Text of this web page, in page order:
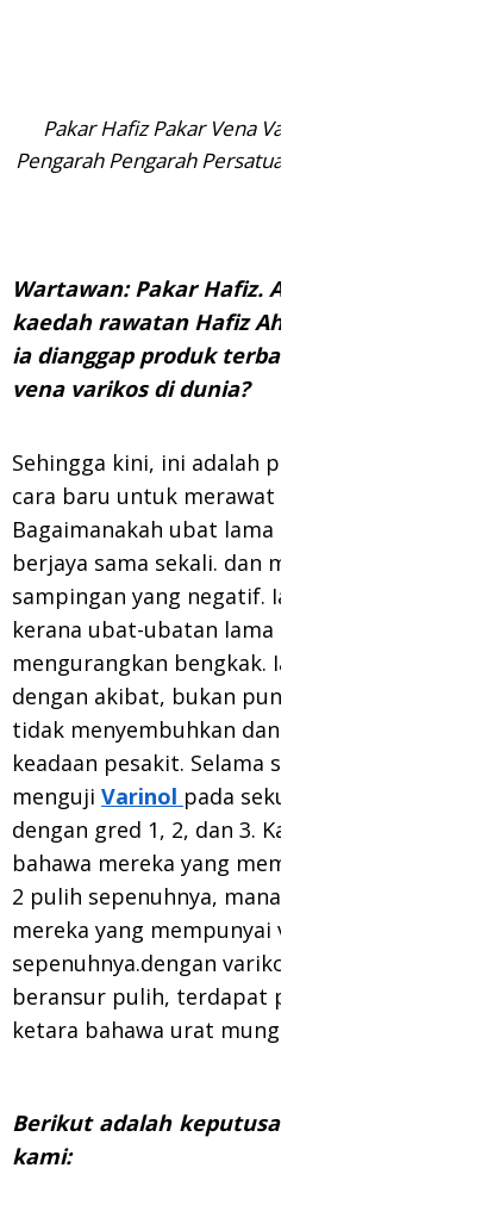
Pakar Hafiz Pakar Vena Varikos dan Timbalan
Pengarah Pengarah Persatuan Akademi Perubatan
Sehingga kini, ini adalah produk terbaik dan
cara baru untuk merawat vena varikos.
Bagaimanakah ubat lama berfungsi? Ia tidak
berjaya sama sekali. dan mempunyai kesan
sampingan yang negatif. Ia adalah jalan buntu
kerana ubat-ubatan lama hanya membantu
mengurangkan bengkak. Ia hanya berurusan
dengan akibat, bukan punca. Ubat-ubatan ini
tidak menyembuhkan dan memburukkan
keadaan pesakit. Selama satu bulan, kami
menguji Varinol pada sekumpulan 50 orang
dengan gred 1, 2, dan 3. Kajian mendapati
bahawa mereka yang mempunyai gred 1 dan
2 pulih sepenuhnya, manakala 27% daripada
mereka yang mempunyai vena varikos pulih
sepenuhnya.dengan varikos tahap 3. urat
beransur pulih, terdapat peningkatan yang
ketara bahawa urat mungkin kembali normal
Wartawan: Pakar Hafiz. Apakah perbezaan
kaedah rawatan Hafiz Ahmad? Dan adakah
ia dianggap produk terbaik untuk merawat
vena varikos di dunia?
Berikut adalah keputusan beberapa pesakit
kami: